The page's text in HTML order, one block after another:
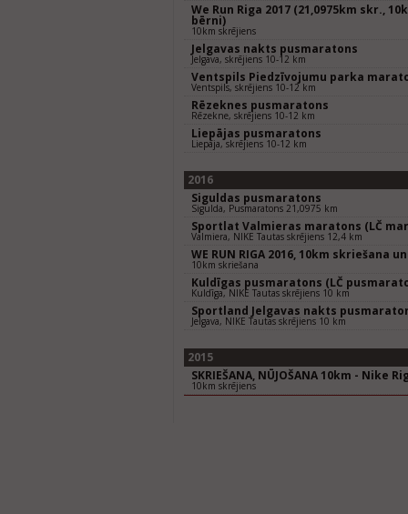
We Run Riga 2017 (21,0975km skr.,
bērni)
10km skrējiens
Jelgavas nakts pusmaratons
Jelgava, skrējiens 10-12 km
Ventspils Piedzīvojumu parka
Ventspils, skrējiens 10-12 km
Rēzeknes pusmaratons
Rēzekne, skrējiens 10-12 km
Liepājas pusmaratons
Liepāja, skrējiens 10-12 km
2016
Siguldas pusmaratons
Sigulda, Pusmaratons 21,0975 km
Sportlat Valmieras maratons (LČ
Valmiera, NIKE Tautas skrējiens 12,4 km
WE RUN RIGA 2016, 10km skriešana
10km skriešana
Kuldīgas pusmaratons (LČ
Kuldīga, NIKE Tautas skrējiens 10 km
Sportland Jelgavas nakts
Jelgava, NIKE Tautas skrējiens 10 km
2015
SKRIEŠANA, NŪJOŠANA 10km - Nike
10km skrējiens